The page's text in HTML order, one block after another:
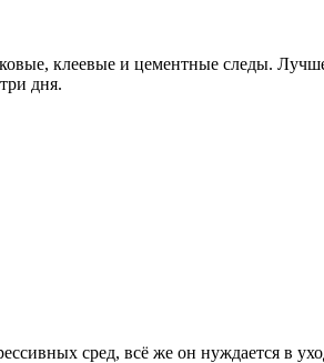
клеевые и цементные следы.
дня.
сред, всё же он нуждается в